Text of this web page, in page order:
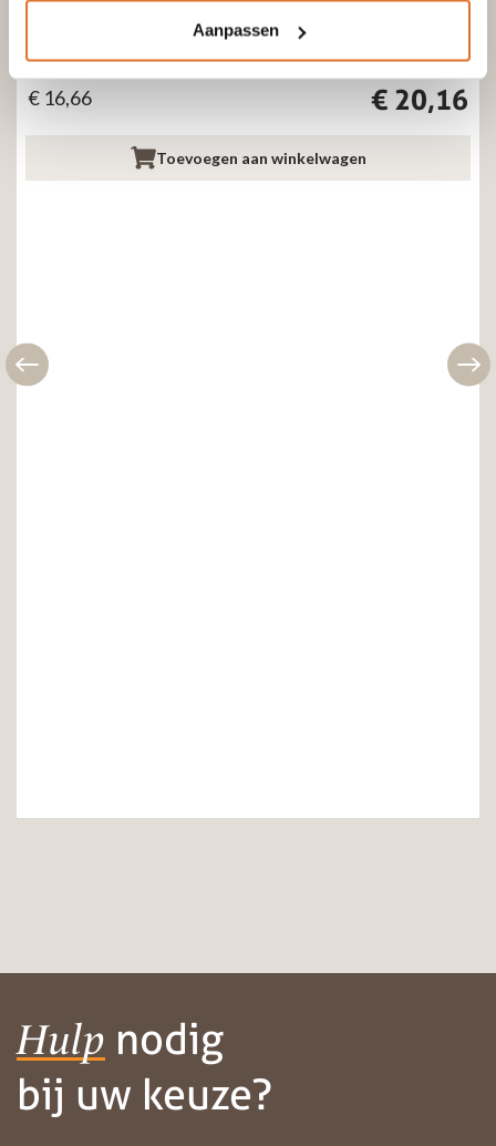
Aanpassen
Incl. btw
€ 20,16
Excl. btw
€ 16,66
Toevoegen aan winkelwagen
Hulp nodig
bij uw keuze?